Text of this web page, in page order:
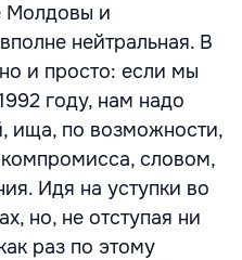
Молдовы и
нейтральная. В
и просто: если мы
году, нам надо
ища, по возможности,
словом,
Идя на уступки во
но, не отступая ни
раз по этому